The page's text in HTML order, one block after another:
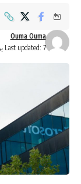
Last updated: 7 يوليو، 2026 2:19 ص
Ouma Ouma